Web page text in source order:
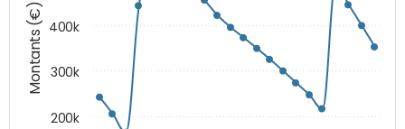
Montants (€)
200k
300k
400k